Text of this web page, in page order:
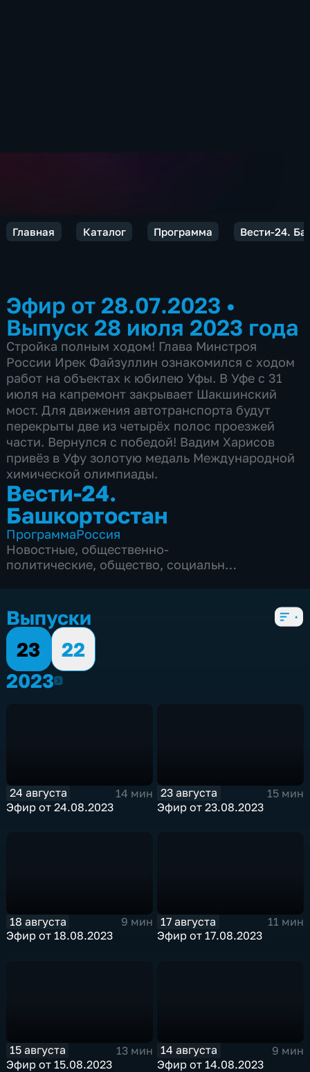
Главная Каталог Программа Вести-24.
Эфир от 28.07.2023 •
Выпуск 28 июля 2023 года
Стройка полным ходом! Глава Минстроя
России Ирек Файзуллин ознакомился с ходом
работ на объектах к юбилею Уфы. В Уфе с 31
июля на капремонт закрывает Шакшинский
мост. Для движения автотранспорта будут
перекрыты две из четырёх полос проезжей
части. Вернулся с победой! Вадим Харисов
привёз в Уфу золотую медаль Международной
химической олимпиады.
Вести-24.
Башкортостан
ПрограммаРоссия
Новостные, общественно-
политические, общество, социально-
Выпуски
23
22
20232023
24 августа
14 мин
Эфир от 24.08.2023
23 августа
15 мин
Эфир от 23.08.2023
18 августа
9 мин
Эфир от 18.08.2023
17 августа
11 мин
Эфир от 17.08.2023
15 августа
13 мин
Эфир от 15.08.2023
14 августа
9 мин
Эфир от 14.08.2023